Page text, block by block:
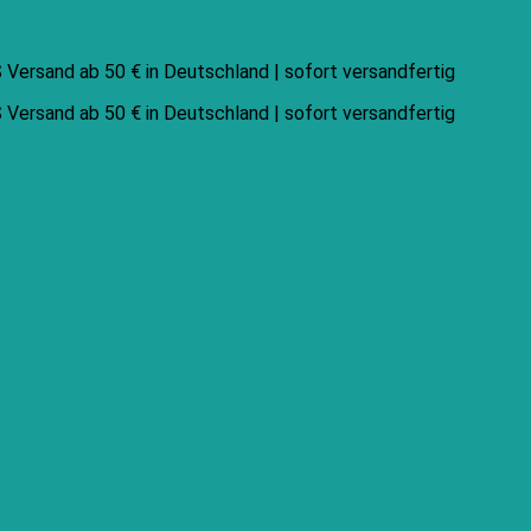
Versand ab 50 € in Deutschland | sofort versandfertig
Versand ab 50 € in Deutschland | sofort versandfertig